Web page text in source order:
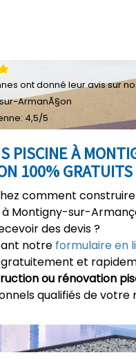
PISCINE À
100% GRATUITS
comment
à Montigny-sur-
des devis ?
notre formulaire en
et
ou rénovation
qualifiés de votre
ont donné leuravis sur
ArmanÃ§on
4,5/5